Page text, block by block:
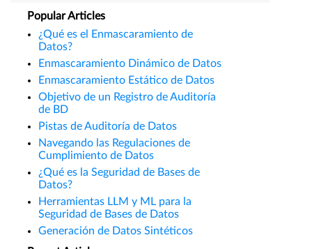
Popular Articles
¿Qué es el Enmascaramiento de
Datos?
Enmascaramiento Dinámico de Datos
Enmascaramiento Estático de Datos
Objetivo de un Registro de Auditoría
de BD
Pistas de Auditoría de Datos
Navegando las Regulaciones de
Cumplimiento de Datos
¿Qué es la Seguridad de Bases de
Datos?
Herramientas LLM y ML para la
Seguridad de Bases de Datos
Generación de Datos Sintéticos